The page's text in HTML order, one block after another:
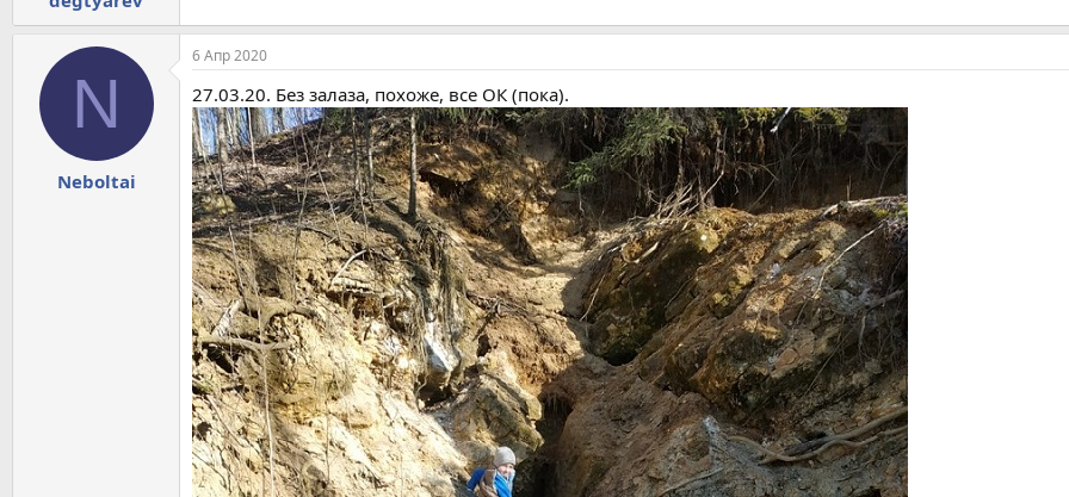
N
Neboltai
6 Апр 2020
27.03.20. Без залаза, похоже, все ОК (пока).